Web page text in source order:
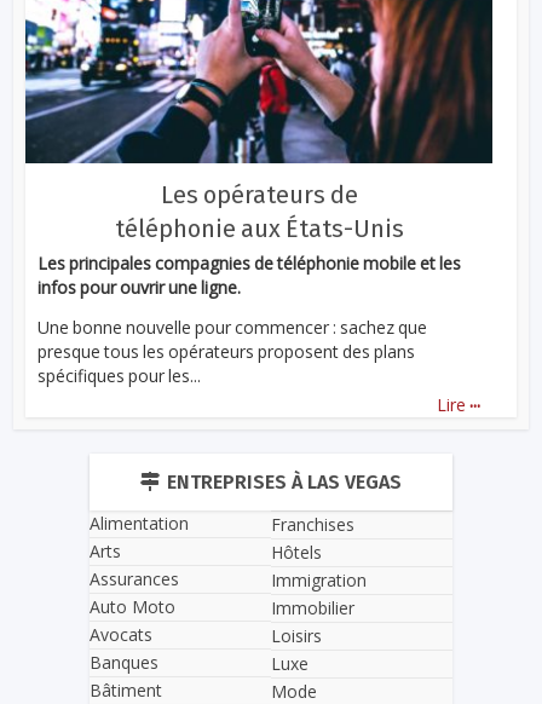
Les opérateurs de
téléphonie aux États-Unis
Les principales compagnies de téléphonie mobile et les
infos pour ouvrir une ligne.
Une bonne nouvelle pour commencer : sachez que
presque tous les opérateurs proposent des plans
spécifiques pour les...
Lire ...
ENTREPRISES À LAS VEGAS
Alimentation
Arts
Assurances
Auto Moto
Avocats
Banques
Bâtiment
Franchises
Hôtels
Immigration
Immobilier
Loisirs
Luxe
Mode